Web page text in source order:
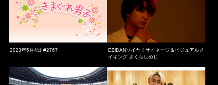
2023年5月4日 #2767
EBiDANソイヤ！サイネージ＆ビジュアルメ
イキング さくらしめじ